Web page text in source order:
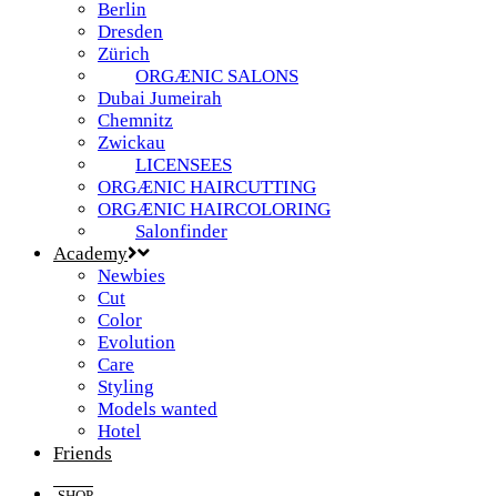
Berlin
Dresden
Zürich
ORGÆNIC SALONS
Dubai Jumeirah
Chemnitz
Zwickau
LICENSEES
ORGÆNIC HAIRCUTTING
ORGÆNIC HAIRCOLORING
Salonfinder
Academy
Newbies
Cut
Color
Evolution
Care
Styling
Models wanted
Hotel
Friends